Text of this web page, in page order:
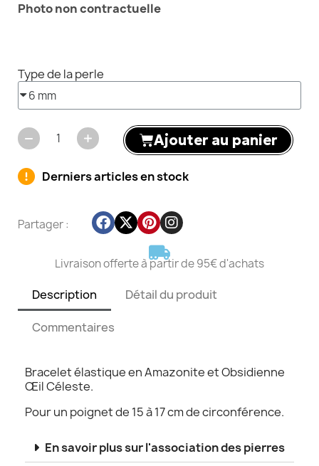
Photo non contractuelle
Type de la perle
Ajouter au panier
Derniers articles en stock
Partager :
Livraison offerte à partir de 95€ d'achats
Description Détail du produit
Commentaires
Bracelet élastique en Amazonite et Obsidienne
Œil Céleste.
Pour un poignet de 15 à 17 cm de circonférence.
En savoir plus sur l'association des pierres